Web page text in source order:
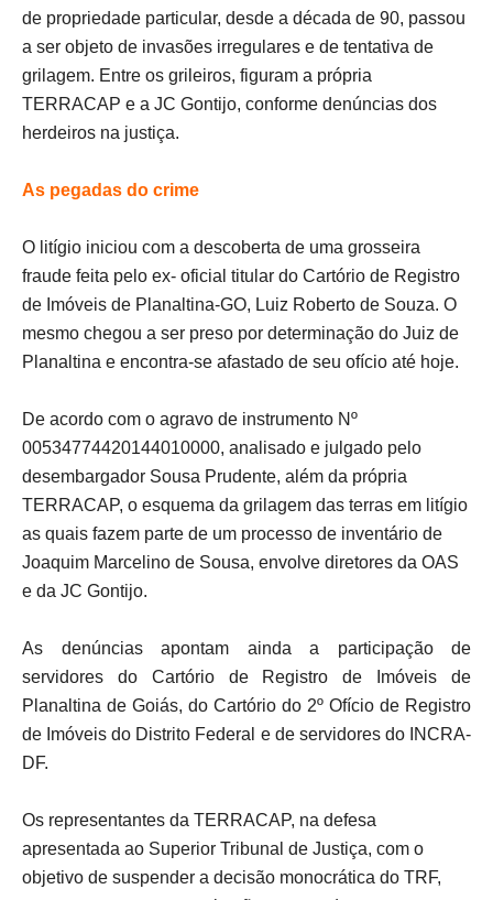
de propriedade particular, desde a década de 90, passou
a ser objeto de invasões irregulares e de tentativa de
grilagem. Entre os grileiros, figuram a própria
TERRACAP e a JC Gontijo, conforme denúncias dos
herdeiros na justiça.
As pegadas do crime
O litígio iniciou com a descoberta de uma grosseira
fraude feita pelo ex- oficial titular do Cartório de Registro
de Imóveis de Planaltina-GO, Luiz Roberto de Souza. O
mesmo chegou a ser preso por determinação do Juiz de
Planaltina e encontra-se afastado de seu ofício até hoje.
De acordo com o agravo de instrumento Nº
00534774420144010000, analisado e julgado pelo
desembargador Sousa Prudente, além da própria
TERRACAP, o esquema da grilagem das terras em litígio
as quais fazem parte de um processo de inventário de
Joaquim Marcelino de Sousa, envolve diretores da OAS
e da JC Gontijo.
As denúncias apontam ainda a participação de
servidores do Cartório de Registro de Imóveis de
Planaltina de Goiás, do Cartório do 2º Ofício de Registro
de Imóveis do Distrito Federal e de servidores do INCRA-
DF.
Os representantes da TERRACAP, na defesa
apresentada ao Superior Tribunal de Justiça, com o
objetivo de suspender a decisão monocrática do TRF,